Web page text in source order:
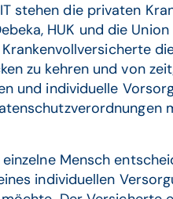
stehen die privaten
HUK und die
zu kehren und von
und individuelle
Mensch
individuellen